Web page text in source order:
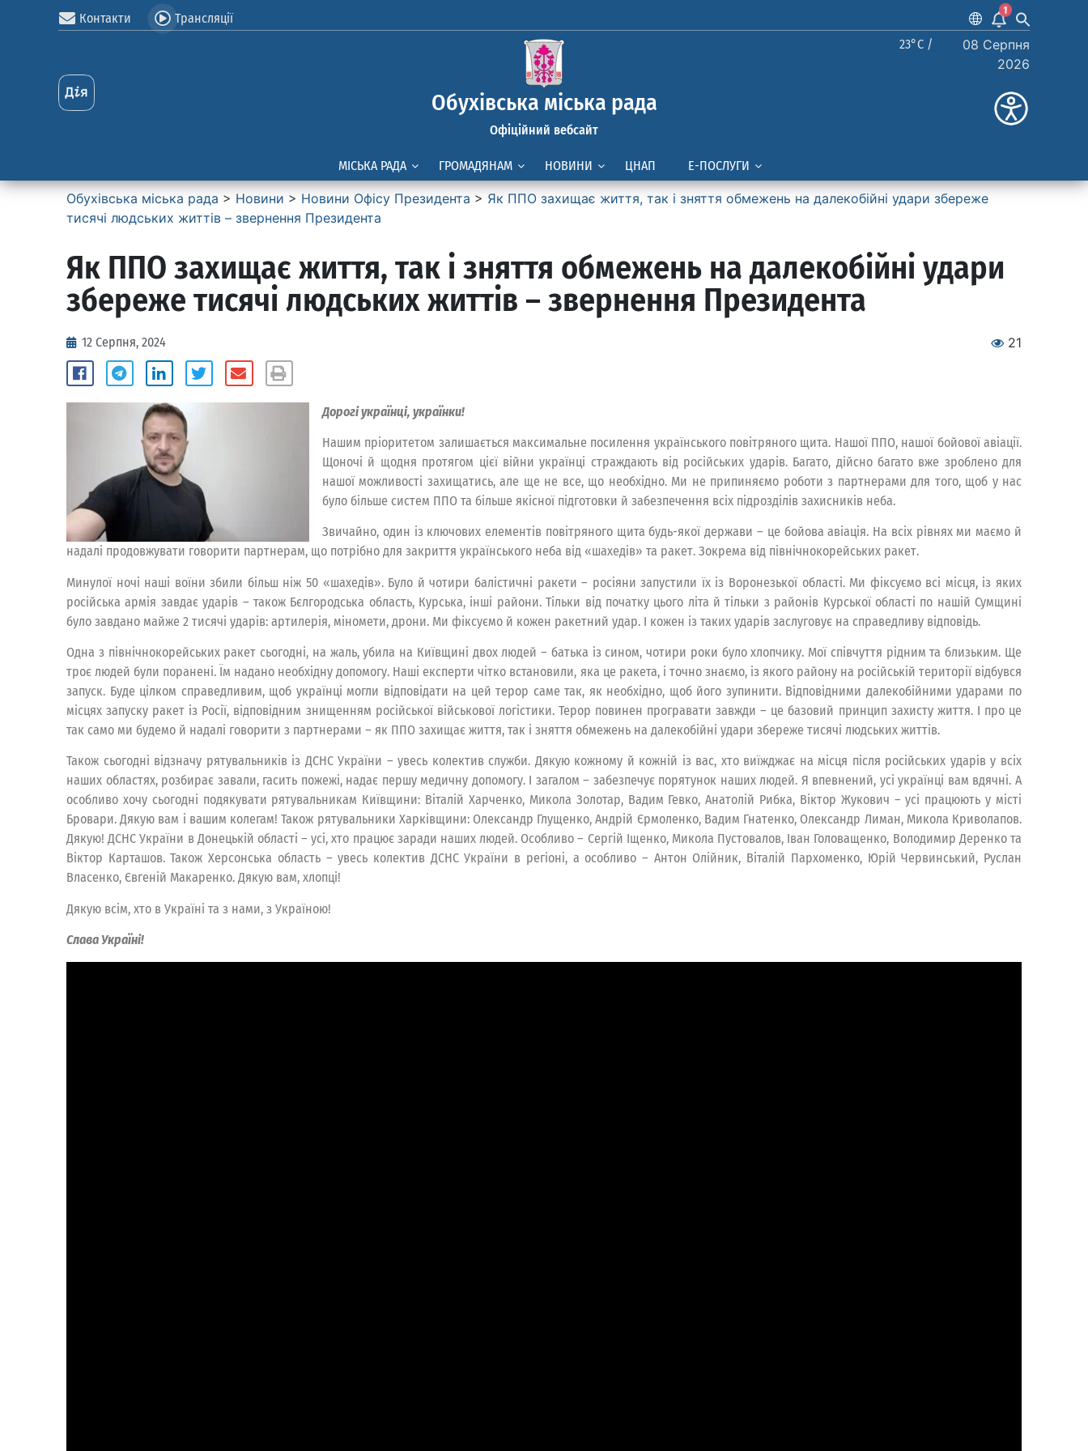
Контакти Трансляції
1
Обухівська міська рада
Офіційний вебсайт
23°C /
08 Серпня
2026
МІСЬКА РАДА ГРОМАДЯНАМ НОВИНИ ЦНАП Е-ПОСЛУГИ
Обухівська міська рада > Новини > Новини Офісу Президента > Як ППО захищає життя, так і зняття обмежень на далекобійні удари збереже
тисячі людських життів – звернення Президента
Як ППО захищає життя, так і зняття обмежень на далекобійні удари
збереже тисячі людських життів – звернення Президента
12 Серпня, 2024 21
Дорогі українці, українки!
Нашим пріоритетом залишається максимальне посилення українського повітряного щита. Нашої ППО, нашої бойової авіації.
Щоночі й щодня протягом цієї війни українці страждають від російських ударів. Багато, дійсно багато вже зроблено для
нашої можливості захищатись, але ще не все, що необхідно. Ми не припиняємо роботи з партнерами для того, щоб у нас
було більше систем ППО та більше якісної підготовки й забезпечення всіх підрозділів захисників неба.
Звичайно, один із ключових елементів повітряного щита будь-якої держави – це бойова авіація. На всіх рівнях ми маємо й
надалі продовжувати говорити партнерам, що потрібно для закриття українського неба від «шахедів» та ракет. Зокрема від північнокорейських ракет.
Минулої ночі наші воїни збили більш ніж 50 «шахедів». Було й чотири балістичні ракети – росіяни запустили їх із Воронезької області. Ми фіксуємо всі місця, із яких
російська армія завдає ударів – також Бєлгородська область, Курська, інші райони. Тільки від початку цього літа й тільки з районів Курської області по нашій Сумщині
було завдано майже 2 тисячі ударів: артилерія, міномети, дрони. Ми фіксуємо й кожен ракетний удар. І кожен із таких ударів заслуговує на справедливу відповідь.
Одна з північнокорейських ракет сьогодні, на жаль, убила на Київщині двох людей – батька із сином, чотири роки було хлопчику. Мої співчуття рідним та близьким. Ще
троє людей були поранені. Їм надано необхідну допомогу. Наші експерти чітко встановили, яка це ракета, і точно знаємо, із якого району на російській території відбувся
запуск. Буде цілком справедливим, щоб українці могли відповідати на цей терор саме так, як необхідно, щоб його зупинити. Відповідними далекобійними ударами по
місцях запуску ракет із Росії, відповідним знищенням російської військової логістики. Терор повинен програвати завжди – це базовий принцип захисту життя. І про це
так само ми будемо й надалі говорити з партнерами – як ППО захищає життя, так і зняття обмежень на далекобійні удари збереже тисячі людських життів.
Також сьогодні відзначу рятувальників із ДСНС України – увесь колектив служби. Дякую кожному й кожній із вас, хто виїжджає на місця після російських ударів у всіх
наших областях, розбирає завали, гасить пожежі, надає першу медичну допомогу. І загалом – забезпечує порятунок наших людей. Я впевнений, усі українці вам вдячні. А
особливо хочу сьогодні подякувати рятувальникам Київщини: Віталій Харченко, Микола Золотар, Вадим Гевко, Анатолій Рибка, Віктор Жукович – усі працюють у місті
Бровари. Дякую вам і вашим колегам! Також рятувальники Харківщини: Олександр Глущенко, Андрій Єрмоленко, Вадим Гнатенко, Олександр Лиман, Микола Криволапов.
Дякую! ДСНС України в Донецькій області – усі, хто працює заради наших людей. Особливо – Сергій Іщенко, Микола Пустовалов, Іван Головащенко, Володимир Деренко та
Віктор Карташов. Також Херсонська область – увесь колектив ДСНС України в регіоні, а особливо – Антон Олійник, Віталій Пархоменко, Юрій Червинський, Руслан
Власенко, Євгеній Макаренко. Дякую вам, хлопці!
Дякую всім, хто в Україні та з нами, з Україною!
Слава Україні!